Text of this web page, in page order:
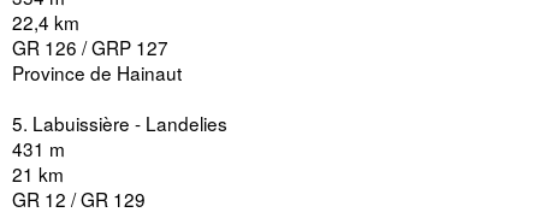
22,4 km
GR 126 / GRP 127
Province de Hainaut
5. Labuissière - Landelies
431 m
21 km
GR 12 / GR 129